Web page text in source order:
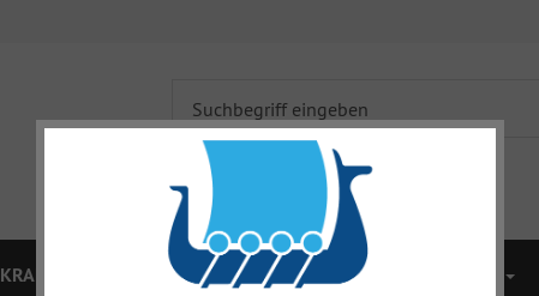
KRAFTÜBERTRAGUNG BREMSEN